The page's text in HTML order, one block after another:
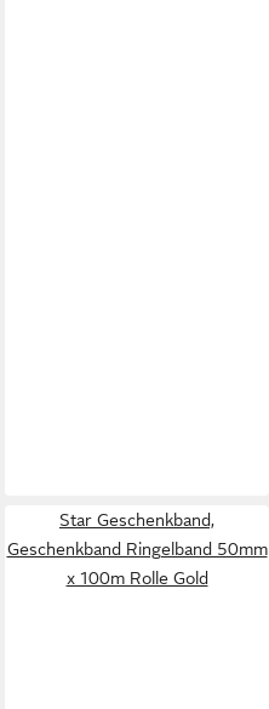
Star Geschenkband,
Geschenkband Ringelband 50mm
x 100m Rolle Gold